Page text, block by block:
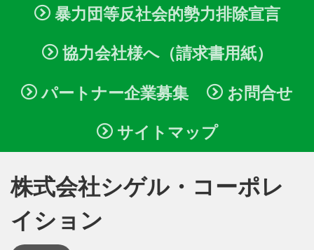
暴力団等反社会的勢力排除宣言
協力会社様へ（請求書用紙）
パートナー企業募集 お問合せ
サイトマップ
株式会社シゲル・コーポレ
イション